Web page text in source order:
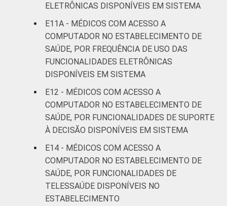
ELETRÔNICAS DISPONÍVEIS EM SISTEMA
E11A - MÉDICOS COM ACESSO A
COMPUTADOR NO ESTABELECIMENTO DE
SAÚDE, POR FREQUÊNCIA DE USO DAS
FUNCIONALIDADES ELETRÔNICAS
DISPONÍVEIS EM SISTEMA
E12 - MÉDICOS COM ACESSO A
COMPUTADOR NO ESTABELECIMENTO DE
SAÚDE, POR FUNCIONALIDADES DE SUPORTE
À DECISÃO DISPONÍVEIS EM SISTEMA
E14 - MÉDICOS COM ACESSO A
COMPUTADOR NO ESTABELECIMENTO DE
SAÚDE, POR FUNCIONALIDADES DE
TELESSAÚDE DISPONÍVEIS NO
ESTABELECIMENTO